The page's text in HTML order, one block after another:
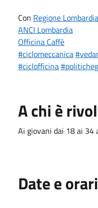
Con Regione Lombardia
ANCI Lombardia
Officina Caffè
#ciclomeccanica
#ciclofficina
A chi è
Ai giovani dai 18 ai 34
Date e orari